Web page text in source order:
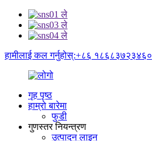
हामीलाई कल गर्नुहोस्:+८६ १८६८३७२३४६०
गृह पृष्ठ
हाम्रो बारेमा
फुडी
गुणस्तर नियन्त्रण
उत्पादन लाइन